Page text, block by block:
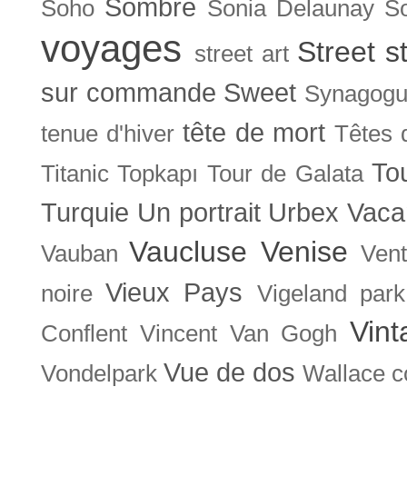
Soho Sombre Sonia Delaunay
voyages street art Street
sur commande Sweet
tenue d'hiver tête de mort Têtes
Titanic Topkapı Tour de Galata
Turquie Un portrait Urbex
Vauban Vaucluse Venise
noire Vieux Pays
Vigeland park
Conflent Vincent Van Gogh
Vondelpark Vue de dos Wallace